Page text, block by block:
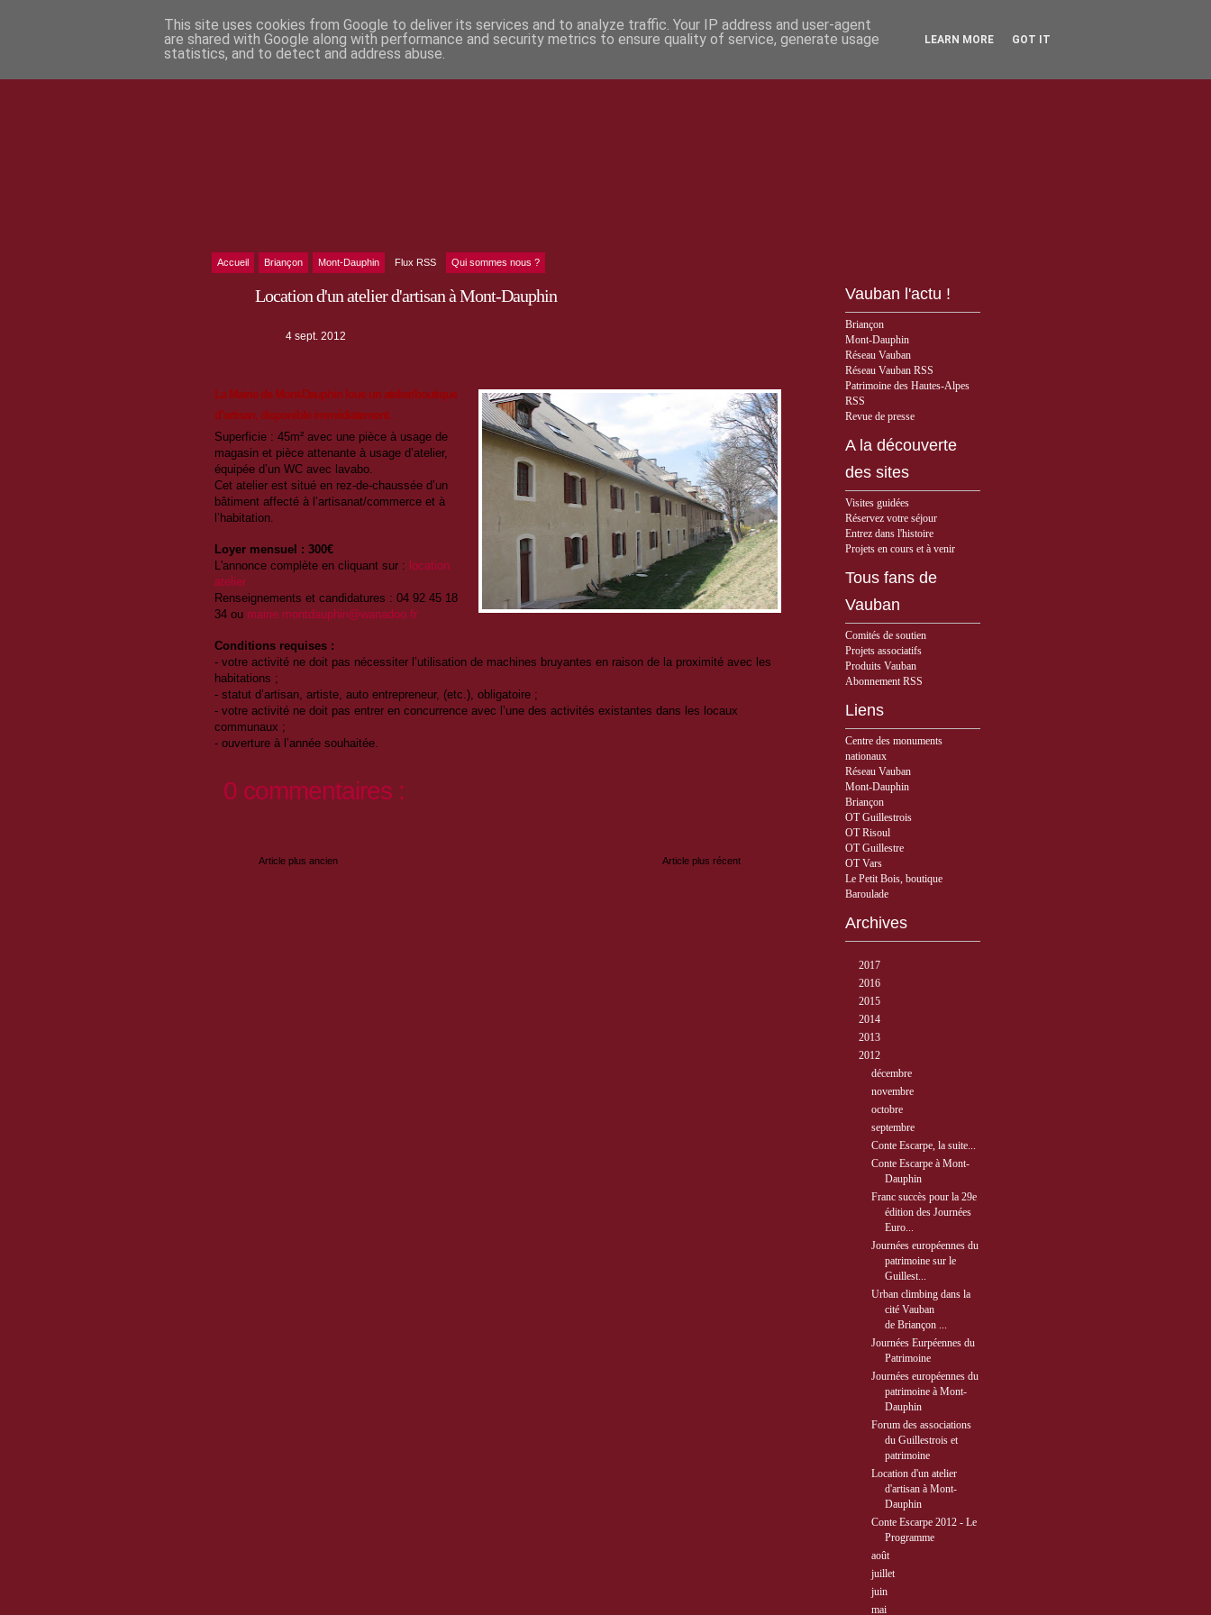
Accueil Briançon Mont-Dauphin Flux RSS Qui sommes nous ?
Location d'un atelier d'artisan à Mont-Dauphin
4 sept. 2012
La Mairie de Mont-Dauphin loue un atelier/boutique
d’artisan, disponible immédiatement.
Superficie : 45m² avec une pièce à usage de
magasin et pièce attenante à usage d’atelier,
équipée d’un WC avec lavabo.
Cet atelier est situé en rez-de-chaussée d’un
bâtiment affecté à l’artisanat/commerce et à
l’habitation.
Loyer mensuel : 300€
L'annonce complète en cliquant sur : location
atelier
Renseignements et candidatures : 04 92 45 18
34 ou mairie.montdauphin@wanadoo.fr
Conditions requises :
- votre activité ne doit pas nécessiter l’utilisation de machines bruyantes en raison de la proximité avec les
habitations ;
- statut d’artisan, artiste, auto entrepreneur, (etc.), obligatoire ;
- votre activité ne doit pas entrer en concurrence avec l’une des activités existantes dans les locaux
communaux ;
- ouverture à l’année souhaitée.
0 commentaires :
Article plus récent
Article plus ancien
Vauban l'actu !
Briançon
Mont-Dauphin
Réseau Vauban
Réseau Vauban RSS
Patrimoine des Hautes-Alpes
RSS
Revue de presse
A la découverte
des sites
Visites guidées
Réservez votre séjour
Entrez dans l'histoire
Projets en cours et à venir
Tous fans de
Vauban
Comités de soutien
Projets associatifs
Produits Vauban
Abonnement RSS
Liens
Centre des monuments
nationaux
Réseau Vauban
Mont-Dauphin
Briançon
OT Guillestrois
OT Risoul
OT Guillestre
OT Vars
Le Petit Bois, boutique
Baroulade
Archives
2017
2016
2015
2014
2013
2012
décembre
novembre
octobre
septembre
Conte Escarpe, la suite...
Conte Escarpe à Mont-
Dauphin
Franc succès pour la 29e
édition des Journées
Euro...
Journées européennes du
patrimoine sur le
Guillest...
Urban climbing dans la
cité Vauban
de Briançon ...
Journées Eurpéennes du
Patrimoine
Journées européennes du
patrimoine à Mont-
Dauphin
Forum des associations
du Guillestrois et
patrimoine
Location d'un atelier
d'artisan à Mont-
Dauphin
Conte Escarpe 2012 - Le
Programme
août
juillet
juin
mai
This site uses cookies from Google to deliver its services and to analyze traffic. Your IP address and user-agent
are shared with Google along with performance and security metrics to ensure quality of service, generate usage
statistics, and to detect and address abuse.
LEARN MORE GOT IT